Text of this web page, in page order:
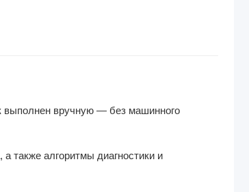
выполнен вручную — без машинного
также алгоритмы диагностики и